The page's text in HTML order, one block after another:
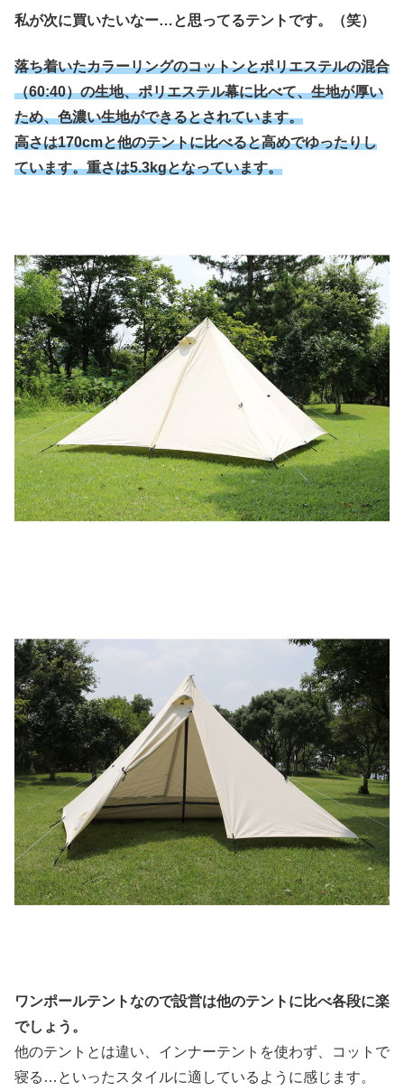
私が次に買いたいなー…と思ってるテントです。（笑）
落ち着いたカラーリングのコットンとポリエステルの混合
（60:40）の生地、ポリエステル幕に比べて、生地が厚い
ため、色濃い生地ができるとされています。
高さは170cmと他のテントに比べると高めでゆったりし
ています。重さは5.3kgとなっています。
ワンポールテントなので設営は他のテントに比べ各段に楽
でしょう。
他のテントとは違い、インナーテントを使わず、コットで
寝る…といったスタイルに適しているように感じます。